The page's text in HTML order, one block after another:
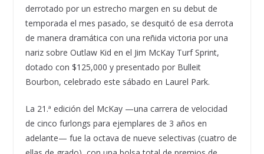
derrotado por un estrecho margen en su debut de
temporada el mes pasado, se desquitó de esa derrota
de manera dramática con una reñida victoria por una
nariz sobre Outlaw Kid en el Jim McKay Turf Sprint,
dotado con $125,000 y presentado por Bulleit
Bourbon, celebrado este sábado en Laurel Park.
La 21.ª edición del McKay —una carrera de velocidad
de cinco furlongs para ejemplares de 3 años en
adelante— fue la octava de nueve selectivas (cuatro de